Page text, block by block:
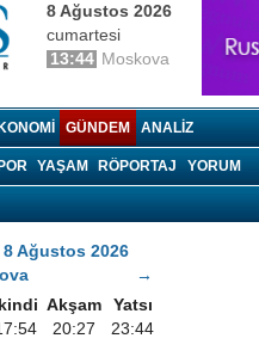
8 Ağustos 2026
cumartesi
13:44 Moskova
GÜNDEM ANALIZ
YAŞAM RÖPORTAJ YORUM
Ağustos 2026
→
İkindi Akşam
Yatsı
20:27 23:44